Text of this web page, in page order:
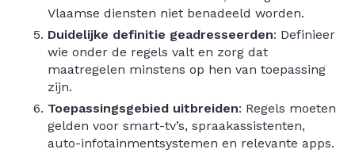
Vlaamse diensten niet benadeeld worden.
Duidelijke definitie geadresseerden: Definieer
wie onder de regels valt en zorg dat
maatregelen minstens op hen van toepassing
zijn.
Toepassingsgebied uitbreiden: Regels moeten
gelden voor smart-tv’s, spraakassistenten,
auto-infotainmentsystemen en relevante apps.